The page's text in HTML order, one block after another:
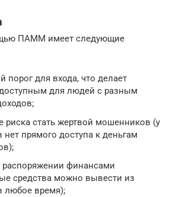
ПАММ имеет следующие
порог для входа, что делает
для людей с разным
риска стать жертвой мошенников (у
нет прямого доступа к деньгам
распоряжении финансами
средства можно вывести из
любое время);